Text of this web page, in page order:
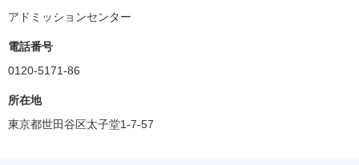
アドミッションセンター
電話番号
0120-5171-86
所在地
東京都世田谷区太子堂1-7-57